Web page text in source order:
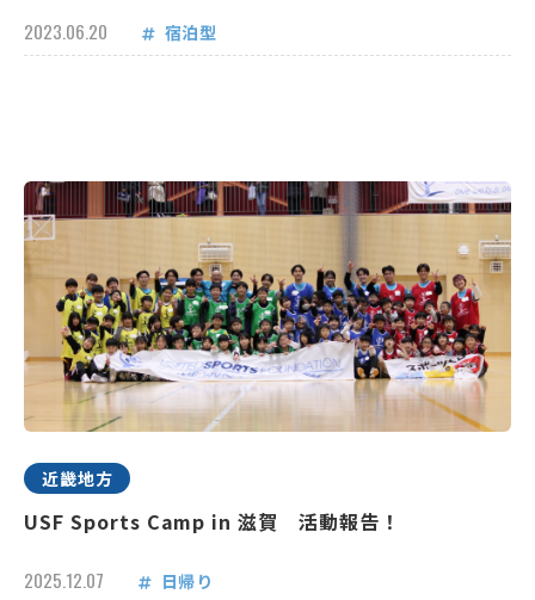
2023.06.20 宿泊型
近畿地方
USF Sports Camp in 滋賀 活動報告！
2025.12.07 日帰り